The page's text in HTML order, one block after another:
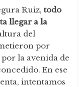
Ruiz,todo
llegar a la
del
por
la avenida de
En ese
intentamos